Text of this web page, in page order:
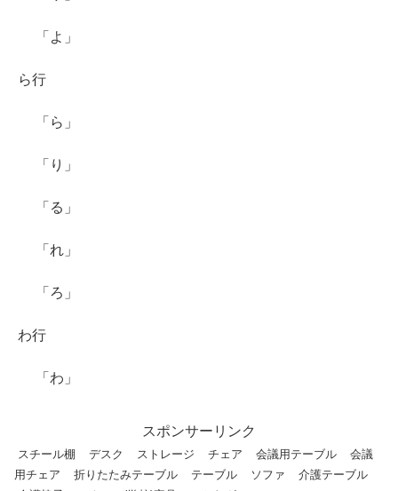
「よ」
ら行
「ら」
「り」
「る」
「れ」
「ろ」
わ行
「わ」
スポンサーリンク
スチール棚 デスク ストレージ チェア 会議用テーブル
会議
用チェア
折りたたみテーブル テーブル ソファ
介護テーブル